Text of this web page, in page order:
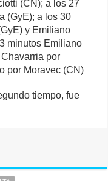
(CN); a los 27
(GyE); a los 30
y Emiliano
minutos Emiliano
por
por Moravec (CN)
tiempo, fue